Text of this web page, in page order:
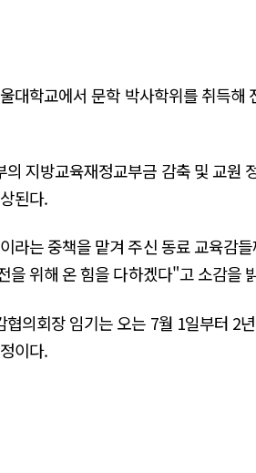
대학교에서 문학 박사학위를 취득
지방교육재정교부금 감축 및 교원
된다.
라는 중책을 맡겨 주신 동료 교육감
을 위해 온 힘을 다하겠다"고 소감을
의회장 임기는 오는 7월 1일부터 2
이다.